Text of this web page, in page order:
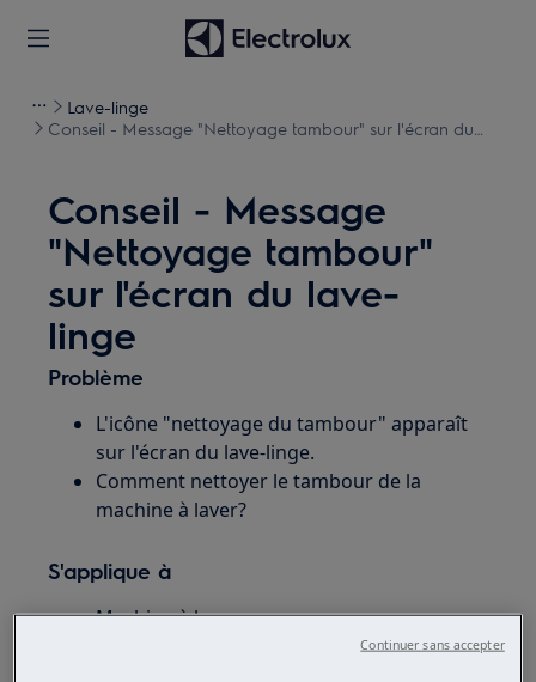
Lave-linge
Conseil - Message "Nettoyage tambour" sur l'écran du
Conseil - Message
"Nettoyage tambour"
sur l'écran du lave-
linge
Problème
L'icône "nettoyage du tambour" apparaît
sur l'écran du lave-linge.
Comment nettoyer le tambour de la
machine à laver?
S'applique à
Machine à laver
Continuer sans accepter